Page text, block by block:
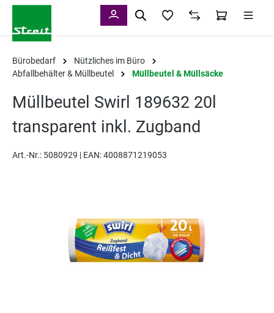
Bürobedarf
Nützliches im Büro
Abfallbehälter & Müllbeutel
Müllbeutel & Müllsäcke
Müllbeutel Swirl 189632 20l
transparent inkl. Zugband
Art.-Nr.: 5080929 | EAN: 4008871219053